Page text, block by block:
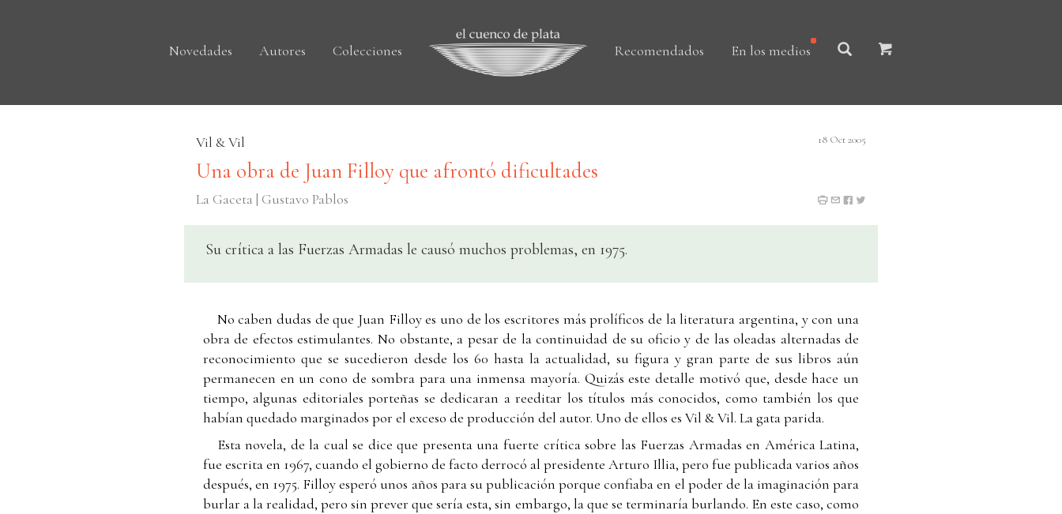
Novedades Autores Colecciones Recomendados En los medios
Vil & Vil 18 Oct 2005
Una obra de Juan Filloy que afrontó dificultades
La Gaceta | Gustavo Pablos
Su crítica a las Fuerzas Armadas le causó muchos problemas, en 1975.
No caben dudas de que Juan Filloy es uno de los escritores más prolíficos de la literatura argentina, y con una
obra de efectos estimulantes. No obstante, a pesar de la continuidad de su oficio y de las oleadas alternadas de
reconocimiento que se sucedieron desde los 60 hasta la actualidad, su figura y gran parte de sus libros aún
permanecen en un cono de sombra para una inmensa mayoría. Quizás este detalle motivó que, desde hace un
tiempo, algunas editoriales porteñas se dedicaran a reeditar los títulos más conocidos, como también los que
habían quedado marginados por el exceso de producción del autor. Uno de ellos es Vil & Vil. La gata parida.
Esta novela, de la cual se dice que presenta una fuerte crítica sobre las Fuerzas Armadas en América Latina,
fue escrita en 1967, cuando el gobierno de facto derrocó al presidente Arturo Illia, pero fue publicada varios años
después, en 1975. Filloy esperó unos años para su publicación porque confiaba en el poder de la imaginación para
burlar a la realidad, pero sin prever que sería esta, sin embargo, la que se terminaría burlando. En este caso, como